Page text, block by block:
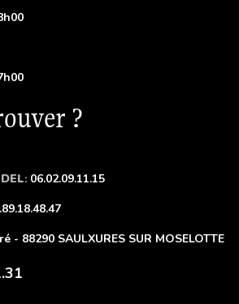
?
: 06.02.09.11.15
- 88290 SAULXURES SUR MOSELOTTE